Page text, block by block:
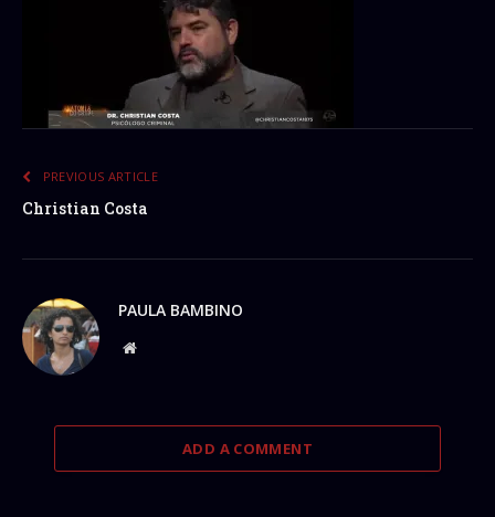
PREVIOUS ARTICLE
Christian Costa
PAULA BAMBINO
Website
ADD A COMMENT